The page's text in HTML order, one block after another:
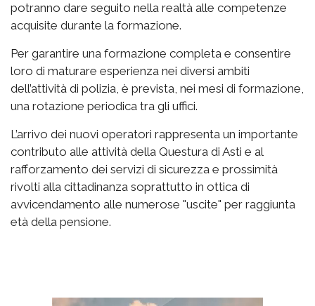
potranno dare seguito nella realtà alle competenze
acquisite durante la formazione.
Per garantire una formazione completa e consentire
loro di maturare esperienza nei diversi ambiti
dell’attività di polizia, è prevista, nei mesi di formazione,
una rotazione periodica tra gli uffici.
L’arrivo dei nuovi operatori rappresenta un importante
contributo alle attività della Questura di Asti e al
rafforzamento dei servizi di sicurezza e prossimità
rivolti alla cittadinanza soprattutto in ottica di
avvicendamento alle numerose "uscite" per raggiunta
età della pensione.